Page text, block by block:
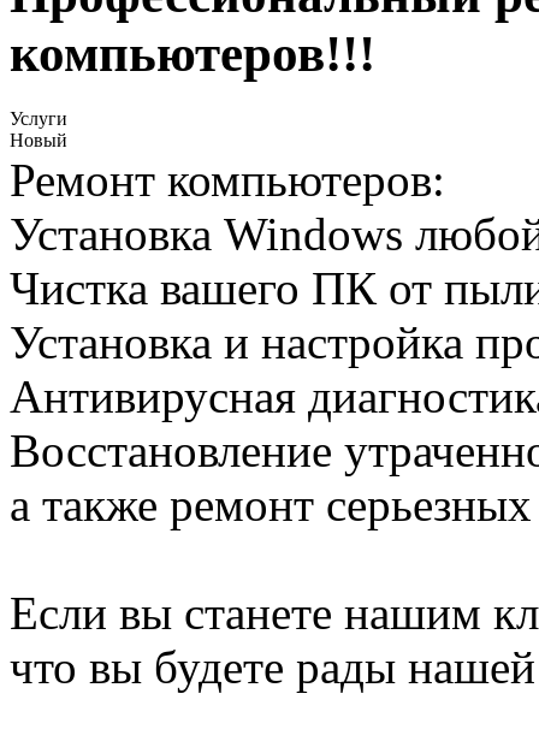
компьютеров!!!
Услуги
Новый
Ремонт компьютеров:
Установка Windows
Чистка вашего ПК от
Установка и настройка
Антивирусная
Восстановление
а также ремонт
Если вы станете нашим
что вы будете рады